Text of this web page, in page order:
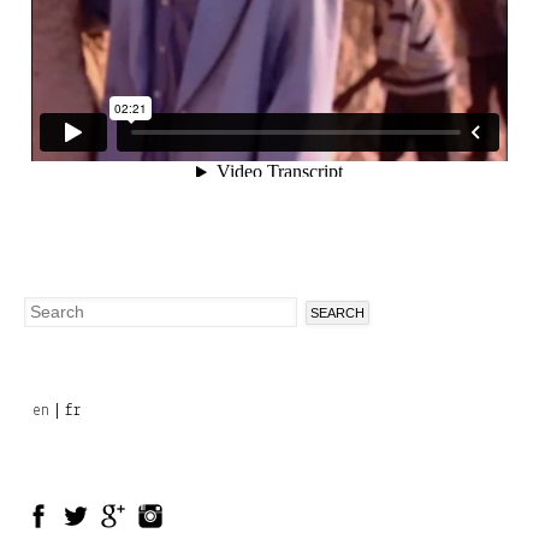
Search
en fr